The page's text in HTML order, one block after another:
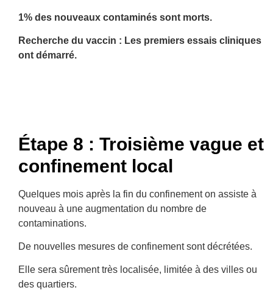
1% des nouveaux contaminés sont morts.
Recherche du vaccin : Les premiers essais cliniques
ont démarré.
Étape 8 : Troisième vague et
confinement local
Quelques mois après la fin du confinement on assiste à
nouveau à une augmentation du nombre de
contaminations.
De nouvelles mesures de confinement sont décrétées.
Elle sera sûrement très localisée, limitée à des villes ou
des quartiers.